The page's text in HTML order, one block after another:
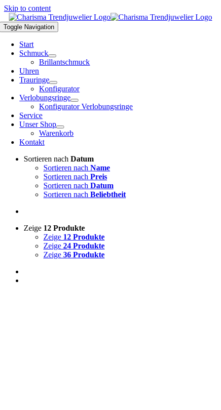
Skip to content
Toggle Navigation
Start
Schmuck
Brillantschmuck
Uhren
Trauringe
Konfigurator
Verlobungsringe
Konfigurator Verlobungsringe
Service
Unser Shop
Warenkorb
Kontakt
Sortieren nach Datum
Sortieren nach Name
Sortieren nach Preis
Sortieren nach Datum
Sortieren nach Beliebtheit
Zeige 12 Produkte
Zeige 12 Produkte
Zeige 24 Produkte
Zeige 36 Produkte